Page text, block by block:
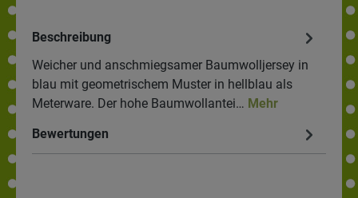
Beschreibung
Weicher und anschmiegsamer Baumwolljersey in
blau mit geometrischem Muster in hellblau als
Meterware. Der hohe Baumwollantei… Mehr
Bewertungen